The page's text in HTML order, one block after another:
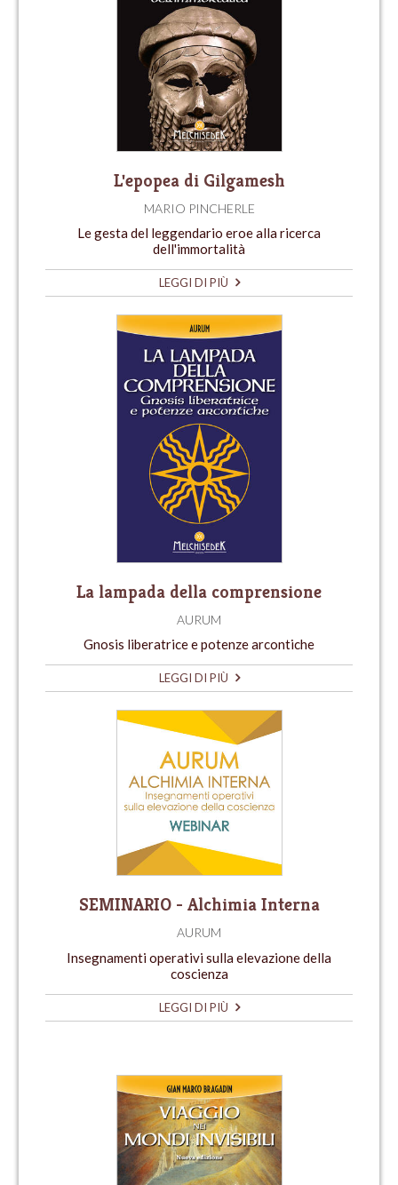
L'epopea di Gilgamesh
MARIO PINCHERLE
Le gesta del leggendario eroe alla ricerca
dell'immortalità
LEGGI DI PIÙ
La lampada della comprensione
AURUM
Gnosis liberatrice e potenze arcontiche
LEGGI DI PIÙ
SEMINARIO - Alchimia Interna
AURUM
Insegnamenti operativi sulla elevazione della
coscienza
LEGGI DI PIÙ